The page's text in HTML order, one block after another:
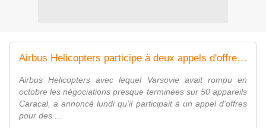
Airbus Helicopters participe à deux appels d'offres en Pologne
Airbus Helicopters avec lequel Varsovie avait rompu en
octobre les négociations presque terminées sur 50 appareils
Caracal, a annoncé lundi qu'il participait à un appel d'offres
pour des ...